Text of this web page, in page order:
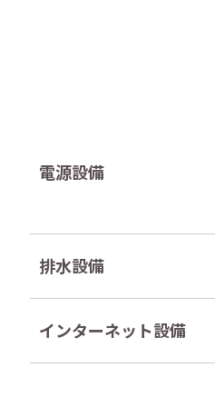
電源設備
排水設備
インターネット設備